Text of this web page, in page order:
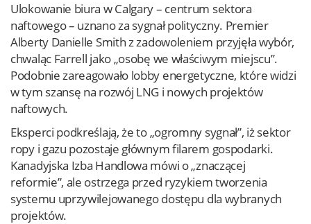
Ulokowanie biura w Calgary – centrum sektora
naftowego – uznano za sygnał polityczny. Premier
Alberty Danielle Smith z zadowoleniem przyjęła wybór,
chwaląc Farrell jako „osobę we właściwym miejscu”.
Podobnie zareagowało lobby energetyczne, które widzi
w tym szansę na rozwój LNG i nowych projektów
naftowych.
Eksperci podkreślają, że to „ogromny sygnał”, iż sektor
ropy i gazu pozostaje głównym filarem gospodarki.
Kanadyjska Izba Handlowa mówi o „znaczącej
reformie”, ale ostrzega przed ryzykiem tworzenia
systemu uprzywilejowanego dostępu dla wybranych
projektów.